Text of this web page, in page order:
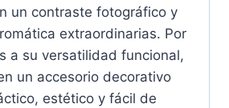
un contraste fotográfico y
extraordinarias. Por
a su versatilidad funcional,
un accesorio decorativo
estético y fácil de